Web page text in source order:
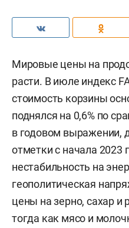
Мировые цены на
расти. В июле индекс
стоимость корзины
поднялся на 0,6% по
в годовом выражении,
отметки с начала 2023
нестабильность на
геополитическая
цены на зерно, сахар и
тогда как мясо и